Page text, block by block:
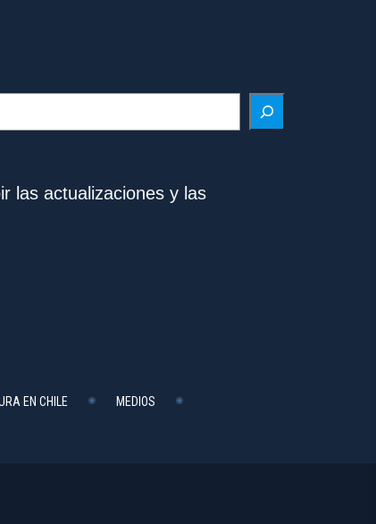
las actualizaciones y las
EN CHILE MEDIOS